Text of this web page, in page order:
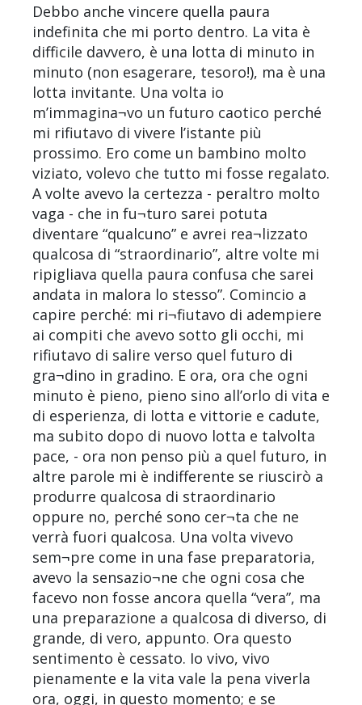
Debbo anche vincere quella paura
indefinita che mi porto dentro. La vita è
difficile davvero, è una lotta di minuto in
minuto (non esagerare, tesoro!), ma è una
lotta invitante. Una volta io
m’immagina¬vo un futuro caotico perché
mi rifiutavo di vivere l’istante più
prossimo. Ero come un bambino molto
viziato, volevo che tutto mi fosse regalato.
A volte avevo la certezza - peraltro molto
vaga - che in fu¬turo sarei potuta
diventare “qualcuno” e avrei rea¬lizzato
qualcosa di “straordinario”, altre volte mi
ripigliava quella paura confusa che sarei
andata in malora lo stesso”. Comincio a
capire perché: mi ri¬fiutavo di adempiere
ai compiti che avevo sotto gli occhi, mi
rifiutavo di salire verso quel futuro di
gra¬dino in gradino. E ora, ora che ogni
minuto è pieno, pieno sino all’orlo di vita e
di esperienza, di lotta e vittorie e cadute,
ma subito dopo di nuovo lotta e talvolta
pace, - ora non penso più a quel futuro, in
altre parole mi è indifferente se riuscirò a
produrre qualcosa di straordinario
oppure no, perché sono cer¬ta che ne
verrà fuori qualcosa. Una volta vivevo
sem¬pre come in una fase preparatoria,
avevo la sensazio¬ne che ogni cosa che
facevo non fosse ancora quella “vera”, ma
una preparazione a qualcosa di diverso, di
grande, di vero, appunto. Ora questo
sentimento è cessato. Io vivo, vivo
pienamente e la vita vale la pena viverla
ora, oggi, in questo momento; e se